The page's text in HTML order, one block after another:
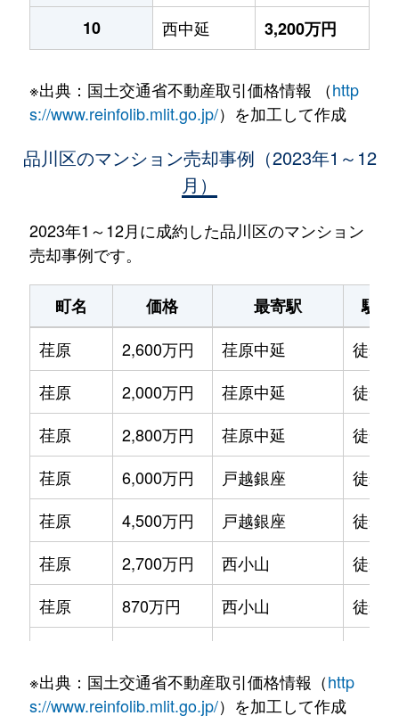
10
西中延 3,200万円
※出典：国土交通省不動産取引価格情報 （http
s://www.reinfolib.mlit.go.jp/）を加工して作成
品川区のマンション売却事例（2023年1～12
月）
2023年1～12月に成約した品川区のマンション
売却事例です。
町名 価格 最寄駅
駅徒
荏原
2,600万円 荏原中延
徒歩
荏原
2,000万円 荏原中延
徒歩
荏原
2,800万円 荏原中延
徒歩9
荏原
6,000万円 戸越銀座
徒歩6
荏原
4,500万円 戸越銀座
徒歩6
荏原
2,700万円 西小山
徒歩9
荏原
870万円 西小山
徒歩8
荏原
5,200万円 武蔵小山
徒歩6
※出典：国土交通省不動産取引価格情報（http
s://www.reinfolib.mlit.go.jp/）を加工して作成